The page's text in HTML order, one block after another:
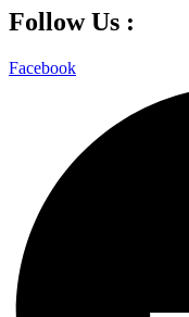
Follow Us :
Facebook